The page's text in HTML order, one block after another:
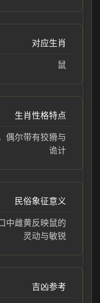
对应生肖
鼠
生肖性格特点
偶尔带有狡猾与
诡计
民俗象征意义
中雌黄反映鼠的
灵动与敏锐
吉凶参考